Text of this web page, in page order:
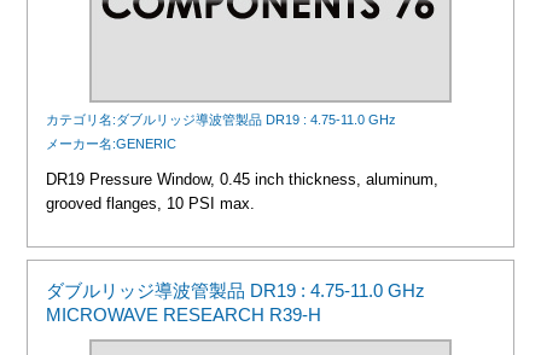
カテゴリ名:ダブルリッジ導波管製品 DR19 : 4.75-11.0 GHz
メーカー名:GENERIC
DR19 Pressure Window, 0.45 inch thickness, aluminum,
grooved flanges, 10 PSI max.
ダブルリッジ導波管製品 DR19 : 4.75-11.0 GHz
MICROWAVE RESEARCH R39-H